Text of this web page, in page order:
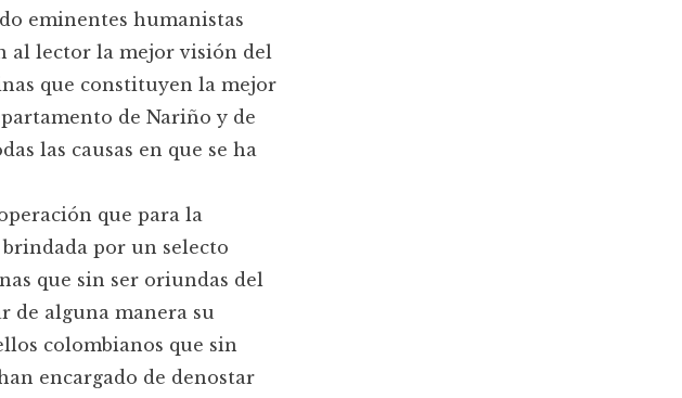
eminentes humanistas
al lector la mejor visión del
que constituyen la mejor
de Nariño y de
las causas en que se ha
que para la
por un selecto
que sin ser oriundas del
de alguna manera su
colombianos que sin
encargado de denostar